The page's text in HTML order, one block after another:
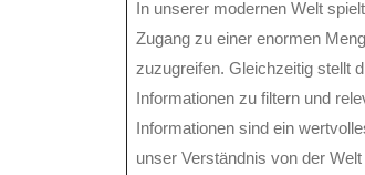
In unserer modernen Welt
Zugang zu einer enormen
zuzugreifen. Gleichzeitig stellt
Informationen zu filtern und
Informationen sind ein
unser Verständnis von der